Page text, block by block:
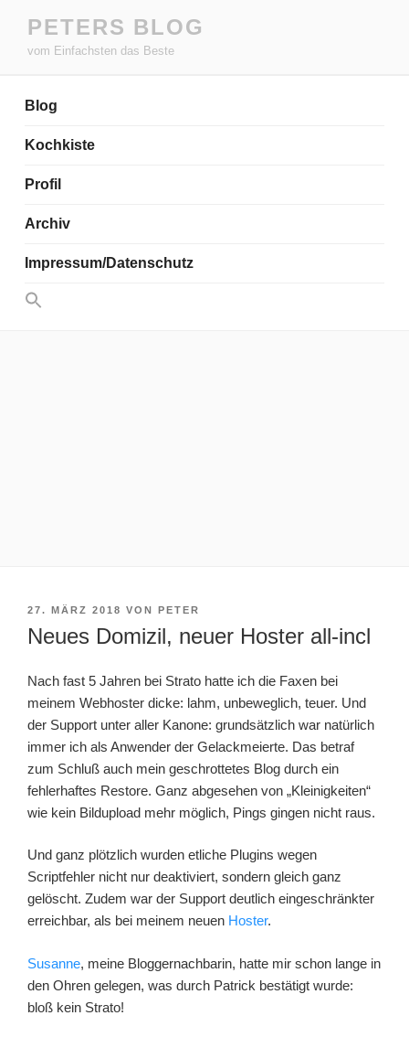
Inhalt
springen
PETERS BLOG
vom Einfachsten das Beste
Blog
Kochkiste
Profil
Archiv
Impressum/Datenschutz
Search
for:
VERÖFFENTLICHT
27. MÄRZ 2018 VON PETER
Neues Domizil, neuer Hoster all-incl
Nach fast 5 Jahren bei Strato hatte ich die Faxen bei
meinem Webhoster dicke: lahm, unbeweglich, teuer. Und
der Support unter aller Kanone: grundsätzlich war natürlich
immer ich als Anwender der Gelackmeierte. Das betraf
zum Schluß auch mein geschrottetes Blog durch ein
fehlerhaftes Restore. Ganz abgesehen von „Kleinigkeiten“
wie kein Bildupload mehr möglich, Pings gingen nicht raus.
Und ganz plötzlich wurden etliche Plugins wegen
Scriptfehler nicht nur deaktiviert, sondern gleich ganz
gelöscht. Zudem war der Support deutlich eingeschränkter
erreichbar, als bei meinem neuen Hoster.
Susanne, meine Bloggernachbarin, hatte mir schon lange in
den Ohren gelegen, was durch Patrick bestätigt wurde:
bloß kein Strato!